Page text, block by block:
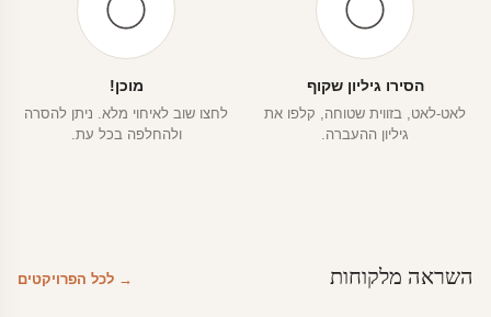
הסירו גיליון שקוף
לאט-לאט, בזווית שטוחה, קלפו את
גיליון ההעברה.
מוכן!
לחצו שוב לאיחוי מלא. ניתן להסרה
ולהחלפה בכל עת.
השראה מלקוחות → לכל הפרויקטים